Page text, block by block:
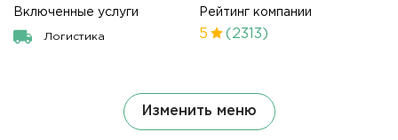
Включенные услуги
Логистика
Рейтинг компании
5 (2313)
Изменить меню